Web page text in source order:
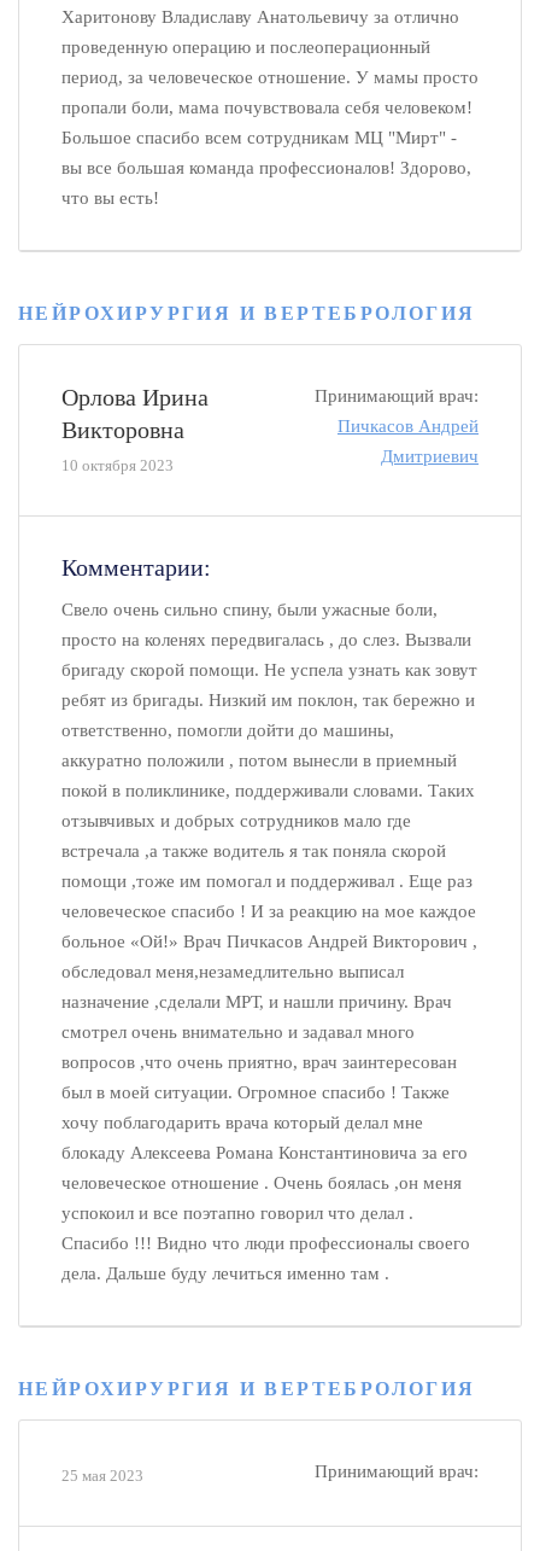
Харитонову Владиславу Анатольевичу за отлично
проведенную операцию и послеоперационный
период, за человеческое отношение. У мамы просто
пропали боли, мама почувствовала себя человеком!
Большое спасибо всем сотрудникам МЦ "Мирт" -
вы все большая команда профессионалов! Здорово,
что вы есть!
НЕЙРОХИРУРГИЯ И ВЕРТЕБРОЛОГИЯ
Орлова Ирина
Викторовна
10 октября 2023
Принимающий врач:
Пичкасов Андрей
Дмитриевич
Комментарии:
Свело очень сильно спину, были ужасные боли,
просто на коленях передвигалась , до слез. Вызвали
бригаду скорой помощи. Не успела узнать как зовут
ребят из бригады. Низкий им поклон, так бережно и
ответственно, помогли дойти до машины,
аккуратно положили , потом вынесли в приемный
покой в поликлинике, поддерживали словами. Таких
отзывчивых и добрых сотрудников мало где
встречала ,а также водитель я так поняла скорой
помощи ,тоже им помогал и поддерживал . Еще раз
человеческое спасибо ! И за реакцию на мое каждое
больное «Ой!» Врач Пичкасов Андрей Викторович ,
обследовал меня,незамедлительно выписал
назначение ,сделали МРТ, и нашли причину. Врач
смотрел очень внимательно и задавал много
вопросов ,что очень приятно, врач заинтересован
был в моей ситуации. Огромное спасибо ! Также
хочу поблагодарить врача который делал мне
блокаду Алексеева Романа Константиновича за его
человеческое отношение . Очень боялась ,он меня
успокоил и все поэтапно говорил что делал .
Спасибо !!! Видно что люди профессионалы своего
дела. Дальше буду лечиться именно там .
НЕЙРОХИРУРГИЯ И ВЕРТЕБРОЛОГИЯ
25 мая 2023 Принимающий врач: